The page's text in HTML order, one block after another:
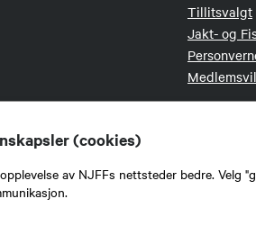
(cookies)
av NJFFs nettsteder bedre. Velg
Tillitsvalgt
Jakt- og
Norges Jeger- og Fiskerforbund (NJFF) er landets
formidling av kunnskap om jakt og fiske i Norge. Vi er